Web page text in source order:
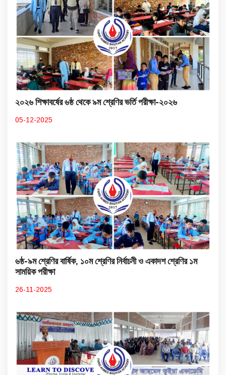
২০২৬ শিক্ষাবর্ষের ৬ষ্ঠ থেকে ৯ম শ্রেণির ভর্তি পরীক্ষা-২০২৬
05-12-2025
৬ষ্ঠ-৯ম শ্রেণির বার্ষিক, ১০ম শ্রেণির নির্বাচনী ও একাদশ শ্রেণির ১ম
সাময়িক পরীক্ষা
26-11-2025